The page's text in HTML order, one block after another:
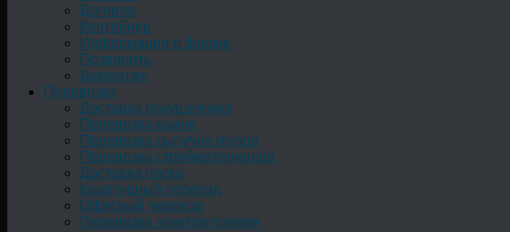
Договор
Контейнер
Информация о фирме
Позвонить
Демонтаж
Перевозка
Доставка ракушечника
Перевозка камня
Перевозка сыпучих грузов
Перевозка стройматериалов
Доставка песка
Квартирный переезд
Офисный переезд
Перевозка электротехники